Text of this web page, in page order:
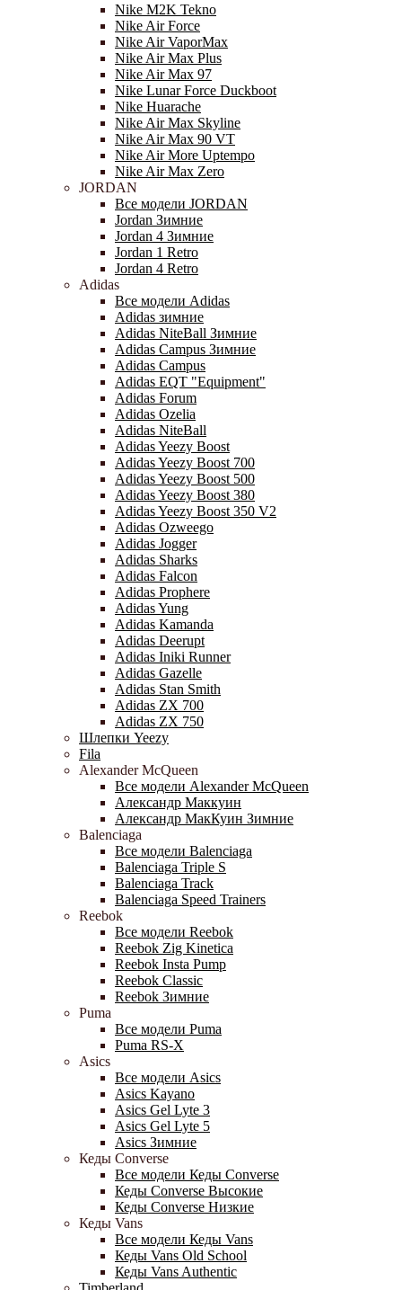
Nike M2K Tekno
Nike Air Force
Nike Air VaporMax
Nike Air Max Plus
Nike Air Max 97
Nike Lunar Force Duckboot
Nike Huarache
Nike Air Max Skyline
Nike Air Max 90 VT
Nike Air More Uptempo
Nike Air Max Zero
JORDAN
Все модели JORDAN
Jordan Зимние
Jordan 4 Зимние
Jordan 1 Retro
Jordan 4 Retro
Adidas
Все модели Adidas
Adidas зимние
Adidas NiteBall Зимние
Adidas Campus Зимние
Adidas Campus
Adidas EQT "Equipment"
Adidas Forum
Adidas Ozelia
Adidas NiteBall
Adidas Yeezy Boost
Adidas Yeezy Boost 700
Adidas Yeezy Boost 500
Adidas Yeezy Boost 380
Adidas Yeezy Boost 350 V2
Adidas Ozweego
Adidas Jogger
Adidas Sharks
Adidas Falcon
Adidas Prophere
Adidas Yung
Adidas Kamanda
Adidas Deerupt
Adidas Iniki Runner
Adidas Gazelle
Adidas Stan Smith
Adidas ZX 700
Adidas ZX 750
Шлепки Yeezy
Fila
Alexander McQueen
Все модели Alexander McQueen
Александр Маккуин
Александр МакКуин Зимние
Balenciaga
Все модели Balenciaga
Balenciaga Triple S
Balenciaga Track
Balenciaga Speed Trainers
Reebok
Все модели Reebok
Reebok Zig Kinetica
Reebok Insta Pump
Reebok Classic
Reebok Зимние
Puma
Все модели Puma
Puma RS-X
Asics
Все модели Asics
Asics Kayano
Asics Gel Lyte 3
Asics Gel Lyte 5
Asics Зимние
Кеды Converse
Все модели Кеды Converse
Кеды Converse Высокие
Кеды Converse Низкие
Кеды Vans
Все модели Кеды Vans
Кеды Vans Old School
Кеды Vans Authentic